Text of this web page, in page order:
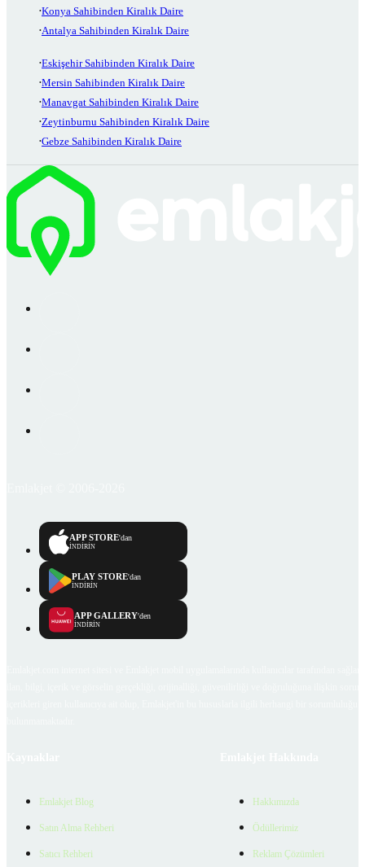
Konya Sahibinden Kiralık Daire
Antalya Sahibinden Kiralık Daire
Eskişehir Sahibinden Kiralık Daire
Mersin Sahibinden Kiralık Daire
Manavgat Sahibinden Kiralık Daire
Zeytinburnu Sahibinden Kiralık Daire
Gebze Sahibinden Kiralık Daire
APP STORE'dan
İNDİRİN
PLAY STORE'dan
İNDİRİN
APP GALLERY'den
İNDİRİN
Emlakjet Blog
Satın Alma Rehberi
Satıcı Rehberi
Hakkımızda
Ödüllerimiz
Reklam Çözümleri